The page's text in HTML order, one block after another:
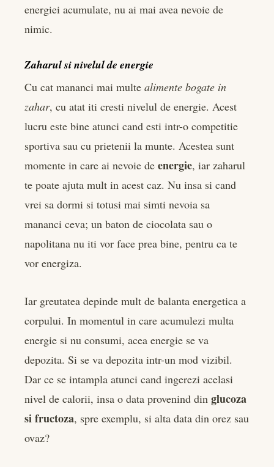
energiei acumulate, nu ai mai avea nevoie de
nimic.
Zaharul si nivelul de energie
Cu cat mananci mai multe alimente bogate in
zahar, cu atat iti cresti nivelul de energie. Acest
lucru este bine atunci cand esti intr-o competitie
sportiva sau cu prietenii la munte. Acestea sunt
momente in care ai nevoie de energie, iar zaharul
te poate ajuta mult in acest caz. Nu insa si cand
vrei sa dormi si totusi mai simti nevoia sa
mananci ceva; un baton de ciocolata sau o
napolitana nu iti vor face prea bine, pentru ca te
vor energiza.
Iar greutatea depinde mult de balanta energetica a
corpului. In momentul in care acumulezi multa
energie si nu consumi, acea energie se va
depozita. Si se va depozita intr-un mod vizibil.
Dar ce se intampla atunci cand ingerezi acelasi
nivel de calorii, insa o data provenind din glucoza
si fructoza, spre exemplu, si alta data din orez sau
ovaz?